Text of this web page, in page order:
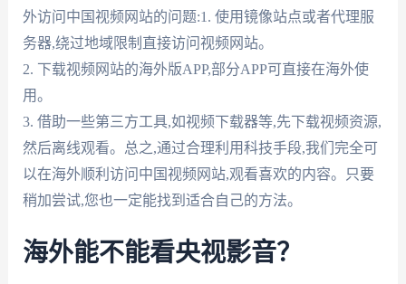
外访问中国视频网站的问题:1. 使用镜像站点或者代理服
务器,绕过地域限制直接访问视频网站。
2. 下载视频网站的海外版APP,部分APP可直接在海外使
用。
3. 借助一些第三方工具,如视频下载器等,先下载视频资源,
然后离线观看。总之,通过合理利用科技手段,我们完全可
以在海外顺利访问中国视频网站,观看喜欢的内容。只要
稍加尝试,您也一定能找到适合自己的方法。
海外能不能看央视影音？